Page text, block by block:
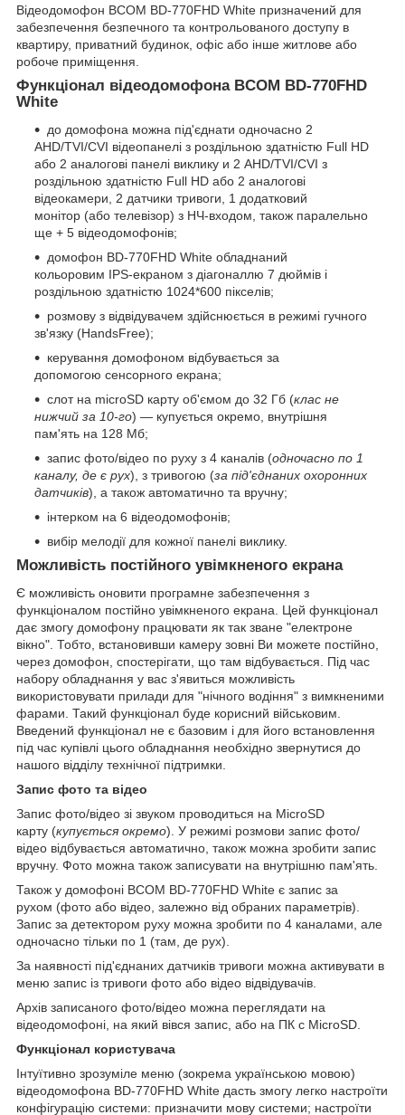
Відеодомофон BCOM BD-770FHD White призначений для
забезпечення безпечного та контрольованого доступу в
квартиру, приватний будинок, офіс або інше житлове або
робоче приміщення.
Функціонал відеодомофона BCOM BD-770FHD
White
до домофона можна під'єднати одночасно 2
AHD/TVI/CVI відеопанелі з роздільною здатністю Full HD
або 2 аналогові панелі виклику и 2 AHD/TVI/CVI з
роздільною здатністю Full HD або 2 аналогові
відеокамери, 2 датчики тривоги, 1 додатковий
монітор (або телевізор) з НЧ-входом, також паралельно
ще + 5 відеодомофонів;
домофон BD-770FHD White обладнаний
кольоровим IPS-екраном з діагоналлю 7 дюймів і
роздільною здатністю 1024*600 пікселів;
розмову з відвідувачем здійснюється в режимі гучного
зв'язку (HandsFree);
керування домофоном відбувається за
допомогою сенсорного екрана;
слот на microSD карту об'ємом до 32 Гб (клас не
нижчий за 10-го) — купується окремо, внутрішня
пам'ять на 128 Мб;
запис фото/відео по руху з 4 каналів (одночасно по 1
каналу, де є рух), з тривогою (за під'єднаних охоронних
датчиків), а також автоматично та вручну;
інтерком на 6 відеодомофонів;
вибір мелодії для кожної панелі виклику.
Можливість постійного увімкненого екрана
Є можливість оновити програмне забезпечення з
функціоналом постійно увімкненого екрана. Цей функціонал
дає змогу домофону працювати як так зване "електроне
вікно". Тобто, встановивши камеру зовні Ви можете постійно,
через домофон, спостерігати, що там відбувається. Під час
набору обладнання у вас з'явиться можливість
використовувати прилади для "нічного водіння" з вимкненими
фарами. Такий функціонал буде корисний військовим.
Введений функціонал не є базовим і для його встановлення
під час купівлі цього обладнання необхідно звернутися до
нашого відділу технічної підтримки.
Запис фото та відео
Запис фото/відео зі звуком проводиться на MicroSD
карту (купується окремо). У режимі розмови запис фото/
відео відбувається автоматично, також можна зробити запис
вручну. Фото можна також записувати на внутрішню пам'ять.
Також у домофоні BCOM BD-770FHD White є запис за
рухом (фото або відео, залежно від обраних параметрів).
Запис за детектором руху можна зробити по 4 каналами, але
одночасно тільки по 1 (там, де рух).
За наявності під'єднаних датчиків тривоги можна активувати в
меню запис із тривоги фото або відео відвідувачів.
Архів записаного фото/відео можна переглядати на
відеодомофоні, на який вівся запис, або на ПК с MicroSD.
Функціонал користувача
Інтуїтивно зрозуміле меню (зокрема українською мовою)
відеодомофона BD-770FHD White дасть змогу легко настроїти
конфігурацію системи: призначити мову системи; настроїти